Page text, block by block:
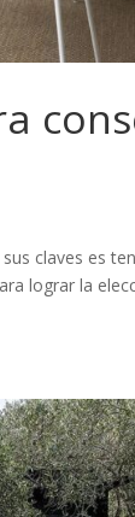
claves es
lograr la